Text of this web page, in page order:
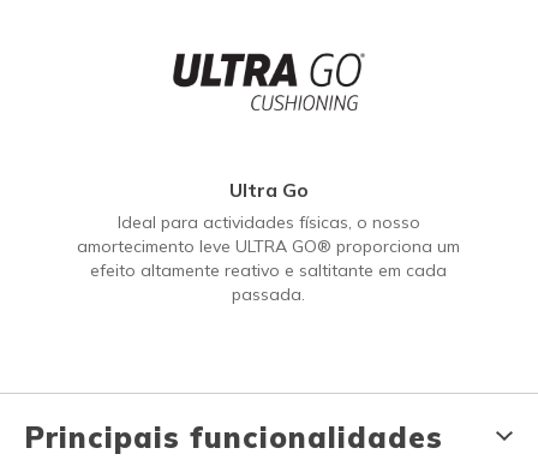
Ultra Go
Ideal para actividades físicas, o nosso
amortecimento leve ULTRA GO® proporciona um
efeito altamente reativo e saltitante em cada
passada.
Principais funcionalidades